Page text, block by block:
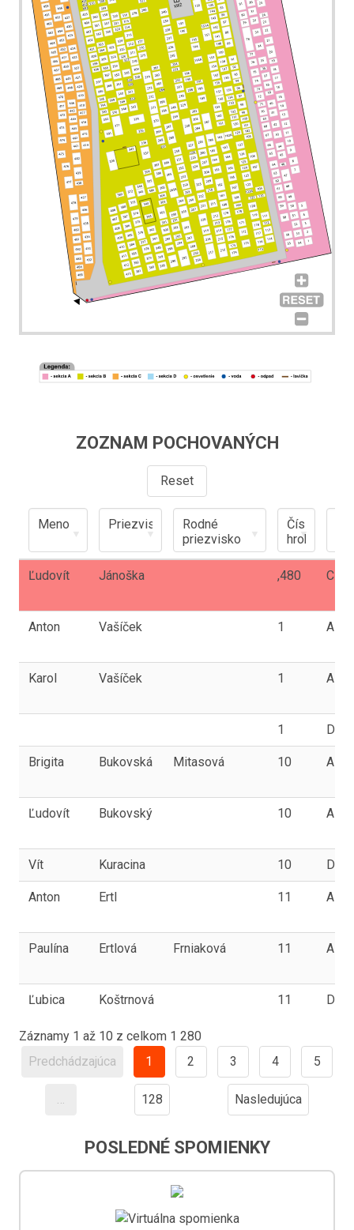
ZOZNAM POCHOVANÝCH
Reset
Ľudovít Jánoška ,480 C
Anton Vašíček 1 A
Karol Vašíček 1 A
1 D
Brigita Bukovská Mitasová 10 A
Ľudovít Bukovský 10 A
Vít Kuracina 10 D
Anton Ertl 11 A
Paulína Ertlová Frniaková 11 A
Ľubica Koštrnová 11 D
Záznamy 1 až 10 z celkom 1 280
Predchádzajúca
1 2 3 4 5
… 128 Nasledujúca
POSLEDNÉ SPOMIENKY